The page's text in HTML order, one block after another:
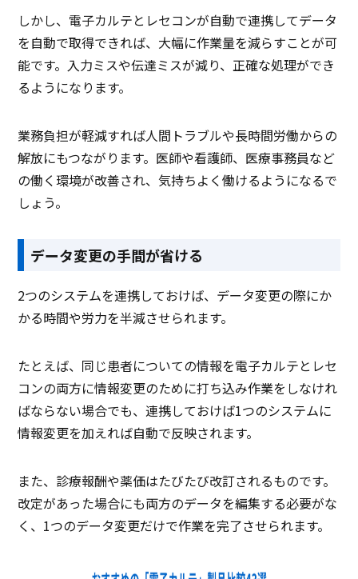
しかし、電子カルテとレセコンが自動で連携してデータ
を自動で取得できれば、大幅に作業量を減らすことが可
能です。入力ミスや伝達ミスが減り、正確な処理ができ
るようになります。
業務負担が軽減すれば人間トラブルや長時間労働からの
解放にもつながります。医師や看護師、医療事務員など
の働く環境が改善され、気持ちよく働けるようになるで
しょう。
データ変更の手間が省ける
2つのシステムを連携しておけば、データ変更の際にか
かる時間や労力を半減させられます。
たとえば、同じ患者についての情報を電子カルテとレセ
コンの両方に情報変更のために打ち込み作業をしなけれ
ばならない場合でも、連携しておけば1つのシステムに
情報変更を加えれば自動で反映されます。
また、診療報酬や薬価はたびたび改訂されるものです。
改定があった場合にも両方のデータを編集する必要がな
く、1つのデータ変更だけで作業を完了させられます。